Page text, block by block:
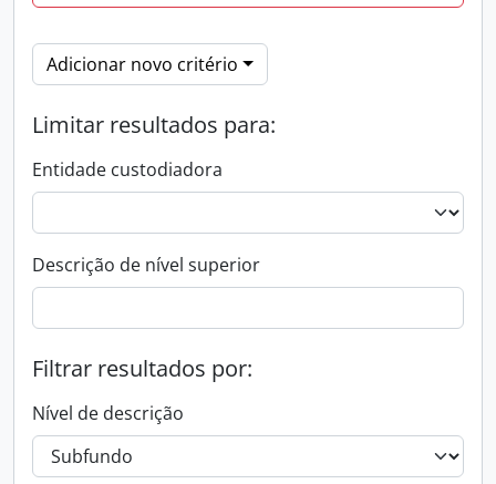
Adicionar novo critério
Limitar resultados para:
Entidade custodiadora
Descrição de nível superior
Filtrar resultados por:
Nível de descrição